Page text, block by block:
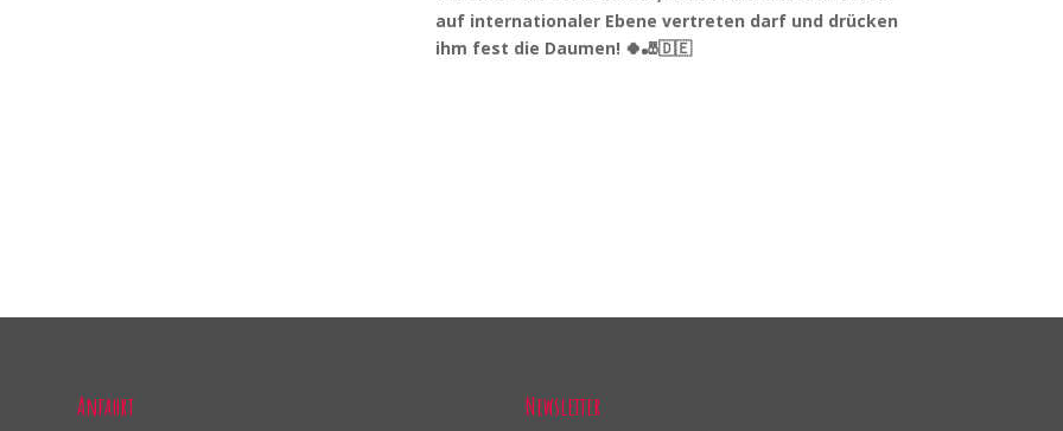
auf internationaler Ebene vertreten darf und drücken
ihm fest die Daumen! 🍀🎳🇩🇪
Anfahrt Newsletter